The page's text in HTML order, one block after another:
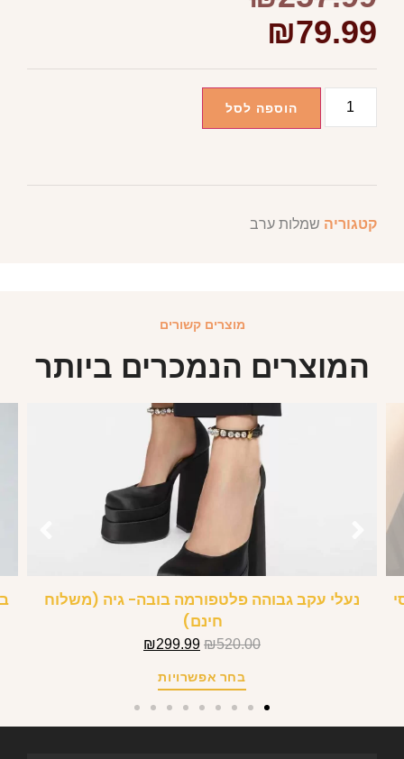
₪79.99
הוספה לסל
קטגוריה שמלות ערב
מוצרים קשורים
המוצרים הנמכרים ביותר
נעלי עקב גבוהה פלטפורמה בובה- גיה (משלוח
חינם)
₪520.00
₪299.99
בחר אפשרויות